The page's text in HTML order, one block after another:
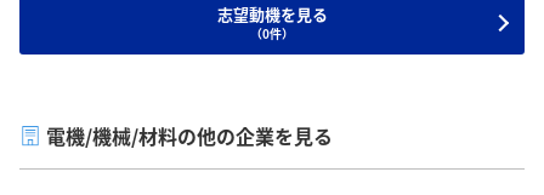
志望動機を見る
（0件）
電機/機械/材料の他の企業を見る